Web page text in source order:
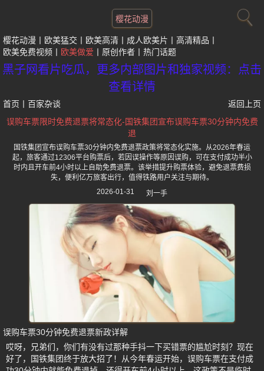
樱花动漫
樱花动漫 欧美猛交 欧美高清 成人欧美片
高清精品
欧美免费视频
欧美做爱 原创作者 热门话题
黑子网看片吃瓜，更多内部图片和独家视频：点击
查看详情
首页 百家杂谈
返回上页
误购车票限时免费退票将常态化-国铁集团宣布误购车票30分钟内免费
退
国铁集团宣布误购车票30分钟内免费退票政策将常态化实施。从2026年春运
起，旅客通过12306平台购票后，若因误操作等原因误购，可在支付成功半小
时内且开车前4小时以上自助免费退票。该举措提升购票体验，避免退票费损
失，便利亿万旅客出行，值得铁路用户关注与期待。
2026-01-31
刘一手
误购车票30分钟免费退票新政详解
哎呀，兄弟们，你们有没有过那种手抖一下买错票的尴尬时刻？现在
好了，国铁集团终于放大招了！从今年春运开始，误购车票在支付成